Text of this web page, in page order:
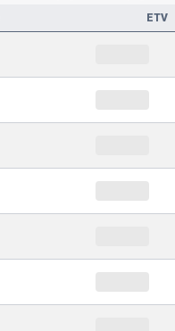
ETV